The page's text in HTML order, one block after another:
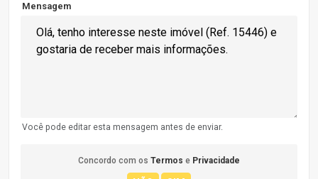
Mensagem
Você pode editar esta mensagem antes de enviar.
Concordo com os Termos e Privacidade